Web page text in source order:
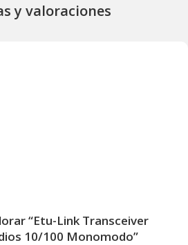
y valoraciones
“Etu-Link Transceiver
10/100 Monomodo”